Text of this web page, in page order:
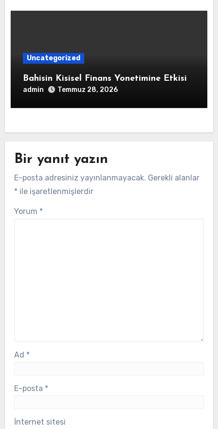
Uncategorized
Bahisin Kisisel Finans Yonetimine Etkisi
admin Temmuz 28, 2026
Bir yanıt yazın
E-posta adresiniz yayınlanmayacak. Gerekli alanlar
* ile işaretlenmişlerdir
Yorum *
Ad *
E-posta *
İnternet sitesi